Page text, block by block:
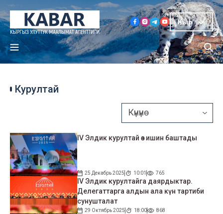
Кыр
Курултай
IV Элдик курултай өз ишин баштады
25 Декабрь 2025 10:01 765
IV Элдик курултайга даярдыктар.
Делегаттарга алдын ала күн тартиби
сунушталат
29 Октябрь 2025 18:00 868